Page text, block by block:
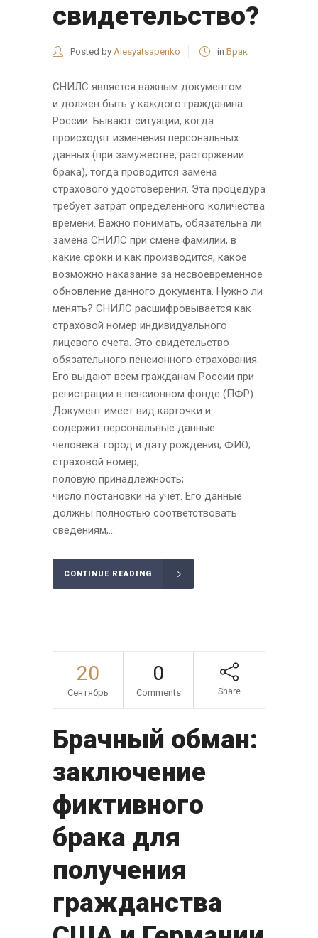
свидетельство?
Posted by Alesyatsapenko in Брак
СНИЛС является важным документом
и должен быть у каждого гражданина
России. Бывают ситуации, когда
происходят изменения персональных
данных (при замужестве, расторжении
брака), тогда проводится замена
страхового удостоверения. Эта процедура
требует затрат определенного количества
времени. Важно понимать, обязательна ли
замена СНИЛС при смене фамилии, в
какие сроки и как производится, какое
возможно наказание за несвоевременное
обновление данного документа. Нужно ли
менять? СНИЛС расшифровывается как
страховой номер индивидуального
лицевого счета. Это свидетельство
обязательного пенсионного страхования.
Его выдают всем гражданам России при
регистрации в пенсионном фонде (ПФР).
Документ имеет вид карточки и
содержит персональные данные
человека: город и дату рождения; ФИО;
страховой номер;
половую принадлежность;
число постановки на учет. Его данные
должны полностью соответствовать
сведениям,...
CONTINUE READING
20
Сентябрь
0
Comments Share
Брачный обман:
заключение
фиктивного
брака для
получения
гражданства